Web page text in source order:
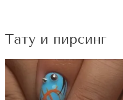
Тату и пирсинг